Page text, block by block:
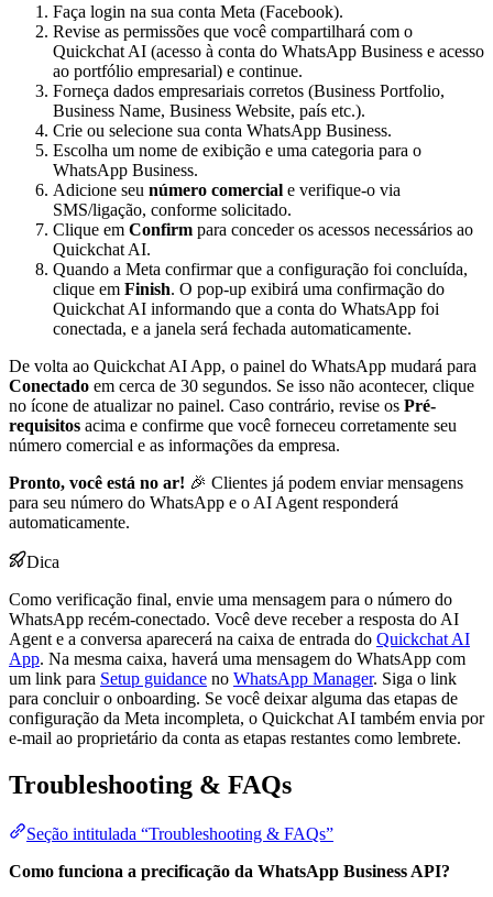
Faça login na sua conta Meta (Facebook).
Revise as permissões que você compartilhará com o
Quickchat AI (acesso à conta do WhatsApp Business e acesso
ao portfólio empresarial) e continue.
Forneça dados empresariais corretos (Business Portfolio,
Business Name, Business Website, país etc.).
Crie ou selecione sua conta WhatsApp Business.
Escolha um nome de exibição e uma categoria para o
WhatsApp Business.
Adicione seu número comercial e verifique-o via
SMS/ligação, conforme solicitado.
Clique em Confirm para conceder os acessos necessários ao
Quickchat AI.
Quando a Meta confirmar que a configuração foi concluída,
clique em Finish. O pop-up exibirá uma confirmação do
Quickchat AI informando que a conta do WhatsApp foi
conectada, e a janela será fechada automaticamente.
De volta ao Quickchat AI App, o painel do WhatsApp mudará para
Conectado em cerca de 30 segundos. Se isso não acontecer, clique
no ícone de atualizar no painel. Caso contrário, revise os Pré-
requisitos acima e confirme que você forneceu corretamente seu
número comercial e as informações da empresa.
Pronto, você está no ar! 🎉 Clientes já podem enviar mensagens
para seu número do WhatsApp e o AI Agent responderá
automaticamente.
Dica
Como verificação final, envie uma mensagem para o número do
WhatsApp recém-conectado. Você deve receber a resposta do AI
Agent e a conversa aparecerá na caixa de entrada do Quickchat AI
App. Na mesma caixa, haverá uma mensagem do WhatsApp com
um link para Setup guidance no WhatsApp Manager. Siga o link
para concluir o onboarding. Se você deixar alguma das etapas de
configuração da Meta incompleta, o Quickchat AI também envia por
e-mail ao proprietário da conta as etapas restantes como lembrete.
Troubleshooting & FAQs
Seção intitulada “Troubleshooting & FAQs”
Como funciona a precificação da WhatsApp Business API?